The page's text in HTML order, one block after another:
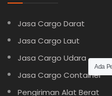
Jasa Cargo Darat
Jasa Cargo Laut
Jasa Cargo Udara
Jasa Cargo Container
Pengiriman Alat Berat
Ada